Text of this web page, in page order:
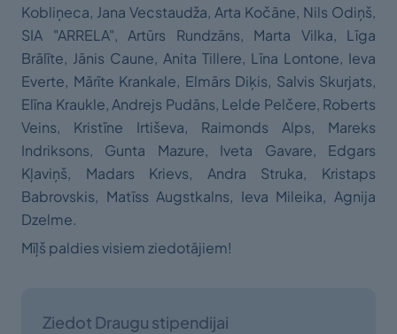
Kobliņeca, Jana Vecstaudža, Arta Kočāne, Nils Odiņš,
SIA "ARRELA", Artūrs Rundzāns, Marta Vilka, Līga
Brālīte, Jānis Caune, Anita Tillere, Līna Lontone, Ieva
Everte, Mārīte Krankale, Elmārs Diķis, Salvis Skurjats,
Elīna Kraukle, Andrejs Pudāns, Lelde Pelčere, Roberts
Veins, Kristīne Irtiševa, Raimonds Alps, Mareks
Indriksons, Gunta Mazure, Iveta Gavare, Edgars
Kļaviņš, Madars Krievs, Andra Struka, Kristaps
Babrovskis, Matīss Augstkalns, Ieva Mileika, Agnija
Dzelme.
Mīļš paldies visiem ziedotājiem!
Ziedot Draugu stipendijai